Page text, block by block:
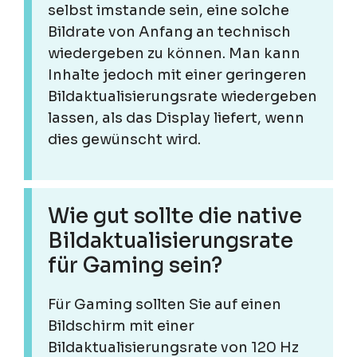
selbst imstande sein, eine solche
Bildrate von Anfang an technisch
wiedergeben zu können. Man kann
Inhalte jedoch mit einer geringeren
Bildaktualisierungsrate wiedergeben
lassen, als das Display liefert, wenn
dies gewünscht wird.
Wie gut sollte die native
Bildaktualisierungsrate
für Gaming sein?
Für Gaming sollten Sie auf einen
Bildschirm mit einer
Bildaktualisierungsrate von 120 Hz